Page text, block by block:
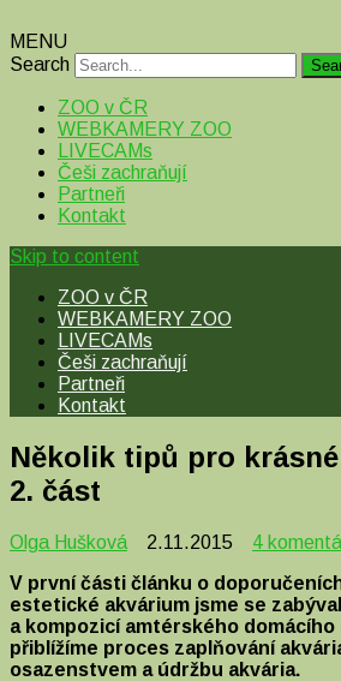
MENU
Search
ZOO v ČR
WEBKAMERY ZOO
LIVECAMs
Češi zachraňují
Partneři
Kontakt
Skip to content
ZOO v ČR
WEBKAMERY ZOO
LIVECAMs
Češi zachraňují
Partneři
Kontakt
Několik tipů pro
2. část
Olga Hušková 2.11.2015 4
V první části článku o
estetické akvárium jsme se
a kompozicí amtérského domácího
přiblížíme proces zaplňování
osazenstvem a údržbu akvária.